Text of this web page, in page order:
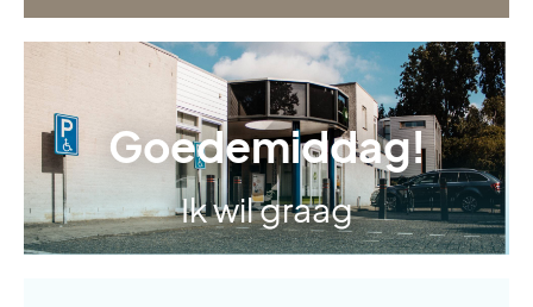
Goedemiddag!
Ik wil graag